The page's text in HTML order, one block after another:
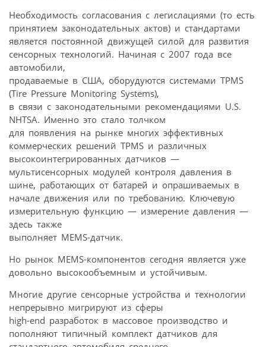
Необходимость согласования с легислациями (то есть
принятием законодательных актов) и стандартами
является постоянной движущей силой для развития
сенсорных технологий. Начиная с 2007 года все
автомобили,
продаваемые в США, оборудуются системами TPMS
(Tire Pressure Monitoring Systems),
в связи с законодательными рекомендациями U.S.
NHTSA. Именно это стало толчком
для появления на рынке многих эффективных
коммерческих решений TPMS и различных
высокоинтегрированных датчиков —
мультисенсорных модулей контроля давления в
шине, работающих от батарей и опрашиваемых в
начале движения или по требованию. Ключевую
измерительную функцию — измерение давления —
здесь также
выполняет MEMS-датчик.
Но рынок MEMS-компонентов сегодня является уже
довольно высокообъемным и устойчивым.
Многие другие сенсорные устройства и технологии
непрерывно мигрируют из сферы
high-end разработок в массовое производство и
пополняют типичный комплект датчиков для